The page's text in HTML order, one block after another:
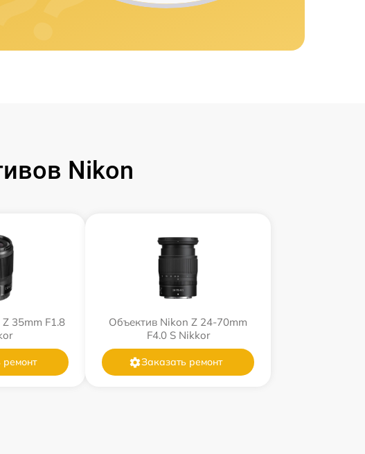
Nikon
35mm F1.8
ремонт
Объектив Nikon Z 24-70mm
F4.0 S Nikkor
Заказать ремонт